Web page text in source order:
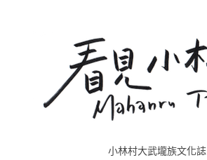
小林村大武壠族文化誌